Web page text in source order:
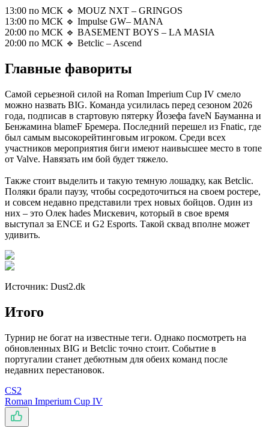
13:00 по МСК 🔹 MOUZ NXT – GRINGOS
13:00 по МСК 🔹 Impulse GW– MANA
20:00 по МСК 🔹 BASEMENT BOYS – LA MASIA
20:00 по МСК 🔹 Betclic – Ascend
Главные фавориты
Самой серьезной силой на Roman Imperium Cup IV смело
можно назвать BIG. Команда усилилась перед сезоном 2026
года, подписав в стартовую пятерку Йозефа faveN Бауманна и
Бенжамина blameF Бремера. Последний перешел из Fnatic, где
был самым высокорейтинговым игроком. Среди всех
участников мероприятия биги имеют наивысшее место в топе
от Valve. Навязать им бой будет тяжело.
Также стоит выделить и такую темную лошадку, как Betclic.
Поляки брали паузу, чтобы сосредоточиться на своем ростере,
и совсем недавно представили трех новых бойцов. Один из
них – это Олек hades Мискевич, который в свое время
выступал за ENCE и G2 Esports. Такой сквад вполне может
удивить.
Источник: Dust2.dk
Итого
Турнир не богат на известные теги. Однако посмотреть на
обновленных BIG и Betclic точно стоит. Событие в
португалии станет дебютным для обеих команд после
недавних перестановок.
CS2
Roman Imperium Cup IV